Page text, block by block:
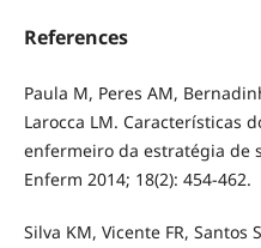
References
Paula M, Peres AM,
Larocca LM. Características
enfermeiro da estratégia de
Enferm 2014; 18(2): 454-462.
Silva KM, Vicente FR,